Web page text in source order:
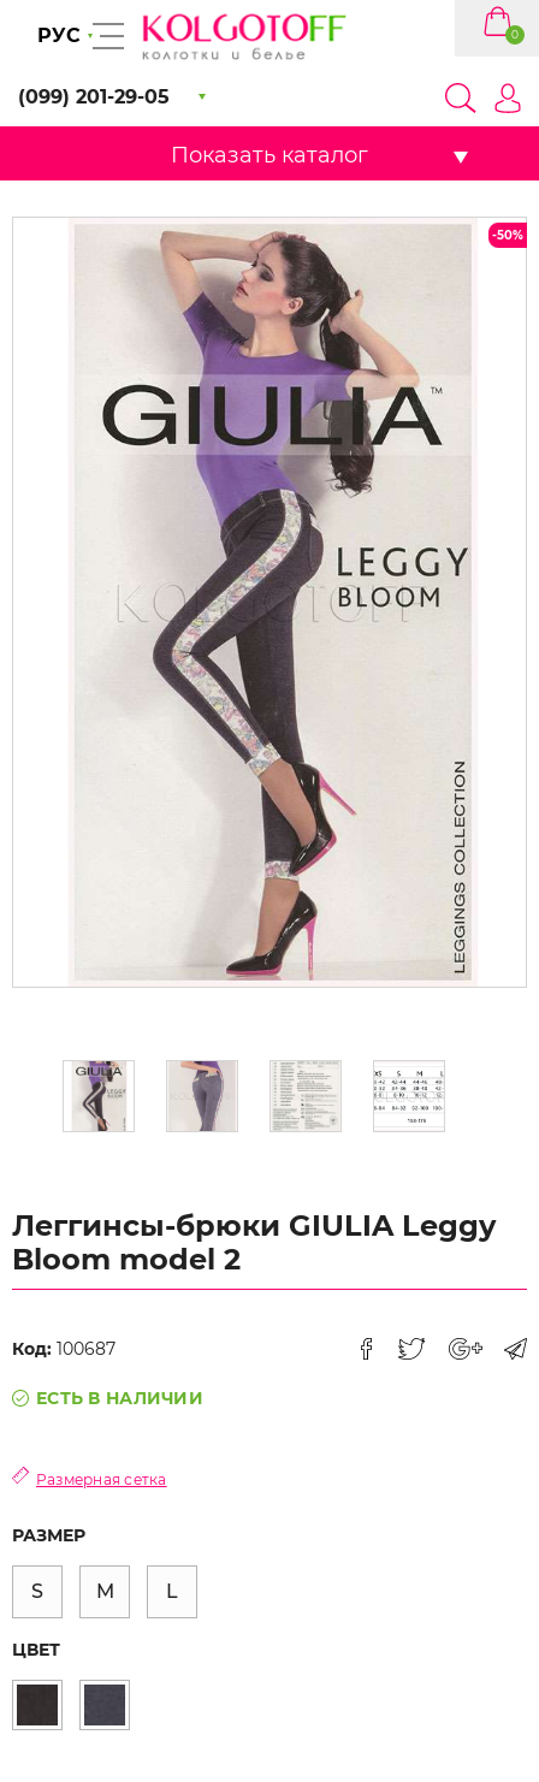
РУС
(099) 201-29-05
0
Показать каталог
-50%
Леггинсы-брюки GIULIA Leggy
Bloom model 2
Код: 100687
ЕСТЬ В НАЛИЧИИ
Размерная сетка
РАЗМЕР
S M L
ЦВЕТ